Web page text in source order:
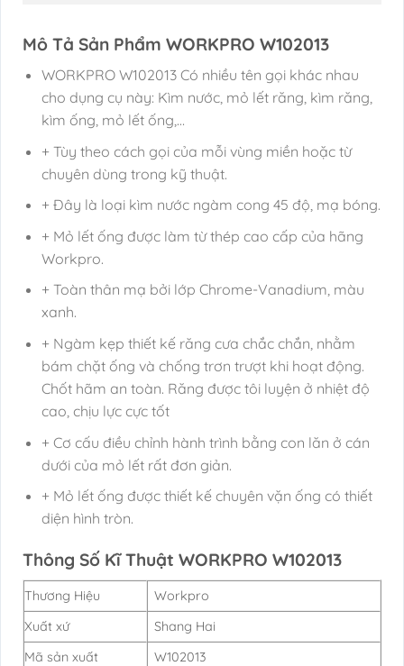
Mô Tả Sản Phẩm WORKPRO W102013
WORKPRO W102013 Có nhiều tên gọi khác nhau
cho dụng cụ này: Kìm nước, mỏ lết răng, kìm răng,
kìm ống, mỏ lết ống,…
+ Tùy theo cách gọi của mỗi vùng miền hoặc từ
chuyên dùng trong kỹ thuật.
+ Đây là loại kìm nước ngàm cong 45 độ, mạ bóng.
+ Mỏ lết ống được làm từ thép cao cấp của hãng
Workpro.
+ Toàn thân mạ bởi lớp Chrome-Vanadium, màu
xanh.
+ Ngàm kẹp thiết kế răng cưa chắc chắn, nhằm
bám chặt ống và chống trơn trượt khi hoạt động.
Chốt hãm an toàn. Răng được tôi luyện ở nhiệt độ
cao, chịu lực cực tốt
+ Cơ cấu điều chỉnh hành trình bằng con lăn ở cán
dưới của mỏ lết rất đơn giản.
+ Mỏ lết ống được thiết kế chuyên vặn ống có thiết
diện hình tròn.
Thông Số Kĩ Thuật WORKPRO W102013
Thương Hiệu
Workpro
Xuất xứ
Shang Hai
Mã sản xuất
W102013